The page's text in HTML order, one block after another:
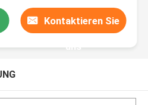
Kontaktieren Sie
uns